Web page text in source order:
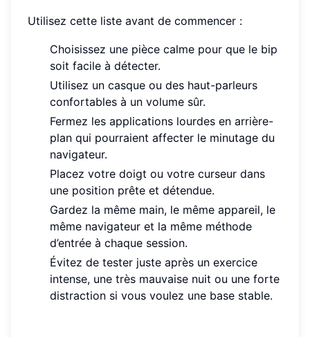
Utilisez cette liste avant de commencer :
Choisissez une pièce calme pour que le bip
soit facile à détecter.
Utilisez un casque ou des haut-parleurs
confortables à un volume sûr.
Fermez les applications lourdes en arrière-
plan qui pourraient affecter le minutage du
navigateur.
Placez votre doigt ou votre curseur dans
une position prête et détendue.
Gardez la même main, le même appareil, le
même navigateur et la même méthode
d’entrée à chaque session.
Évitez de tester juste après un exercice
intense, une très mauvaise nuit ou une forte
distraction si vous voulez une base stable.